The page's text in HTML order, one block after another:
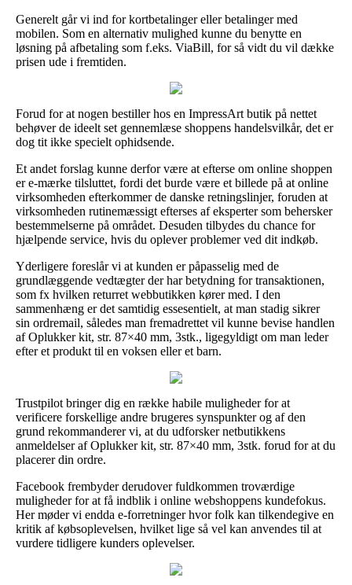
Generelt går vi ind for kortbetalinger eller betalinger med
mobilen. Som en alternativ mulighed kunne du benytte en
løsning på afbetaling som f.eks. ViaBill, for så vidt du vil dække
prisen ude i fremtiden.
Forud for at nogen bestiller hos en ImpressArt butik på nettet
behøver de ideelt set gennemlæse shoppens handelsvilkår, det er
dog tit ikke specielt ophidsende.
Et andet forslag kunne derfor være at efterse om online shoppen
er e-mærke tilsluttet, fordi det burde være et billede på at online
virksomheden efterkommer de danske retningslinjer, foruden at
virksomheden rutinemæssigt efterses af eksperter som behersker
bestemmelserne på området. Desuden tilbydes du chance for
hjælpende service, hvis du oplever problemer ved dit indkøb.
Yderligere foreslår vi at kunden er påpasselig med de
grundlæggende vedtægter der har betydning for transaktionen,
som fx hvilken returret webbutikken kører med. I den
sammenhæng er det samtidig essesentielt, at man stadig sikrer
sin ordremail, således man fremadrettet vil kunne bevise handlen
af Oplukker kit, str. 87×40 mm, 3stk., ligegyldigt om man leder
efter et produkt til en voksen eller et barn.
Trustpilot bringer dig en række habile muligheder for at
verificere forskellige andre brugeres synspunkter og af den
grund rekommanderer vi, at du udforsker netbutikkens
anmeldelser af Oplukker kit, str. 87×40 mm, 3stk. forud for at du
placerer din ordre.
Facebook frembyder derudover fuldkommen troværdige
muligheder for at få indblik i online webshoppens kundefokus.
Her møder vi endda e-forretninger hvor folk kan tilkendegive en
kritik af købsoplevelsen, hvilket lige så vel kan anvendes til at
vurdere tidligere kunders oplevelser.